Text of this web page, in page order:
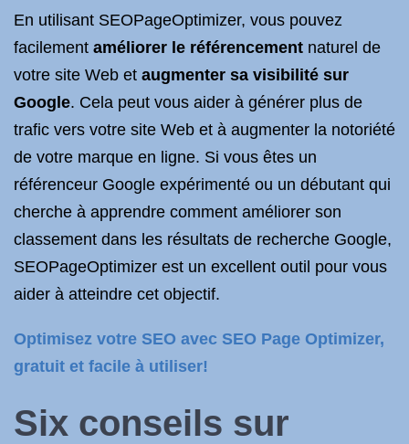
En utilisant SEOPageOptimizer, vous pouvez
facilement améliorer le référencement naturel de
votre site Web et augmenter sa visibilité sur
Google. Cela peut vous aider à générer plus de
trafic vers votre site Web et à augmenter la notoriété
de votre marque en ligne. Si vous êtes un
référenceur Google expérimenté ou un débutant qui
cherche à apprendre comment améliorer son
classement dans les résultats de recherche Google,
SEOPageOptimizer est un excellent outil pour vous
aider à atteindre cet objectif.
Optimisez votre SEO avec SEO Page Optimizer,
gratuit et facile à utiliser!
Six conseils sur